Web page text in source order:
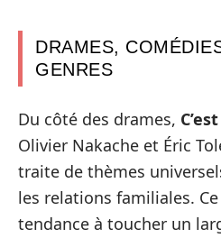
DRAMES,
GENRES
Du côté des drames,
Olivier Nakache et Éric
traite de thèmes
les relations familiales.
tendance à toucher un